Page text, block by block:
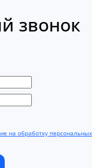
звонок
на обработку